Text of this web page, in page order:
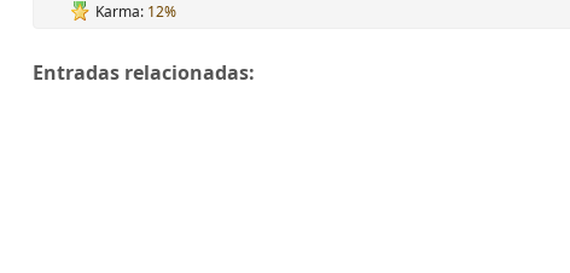
Karma: 12%
Entradas relacionadas: